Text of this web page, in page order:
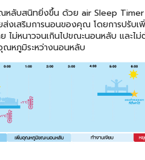
หลับสนิทยิ่งขึ้น ด้วย air Sleep Timer
งเสริมการนอนของคุณ โดยการปรับ
ไม่หนาวจนเกินไปขณะนอนหลับ และไ
ณหภูมิระหว่างนอนหลับ